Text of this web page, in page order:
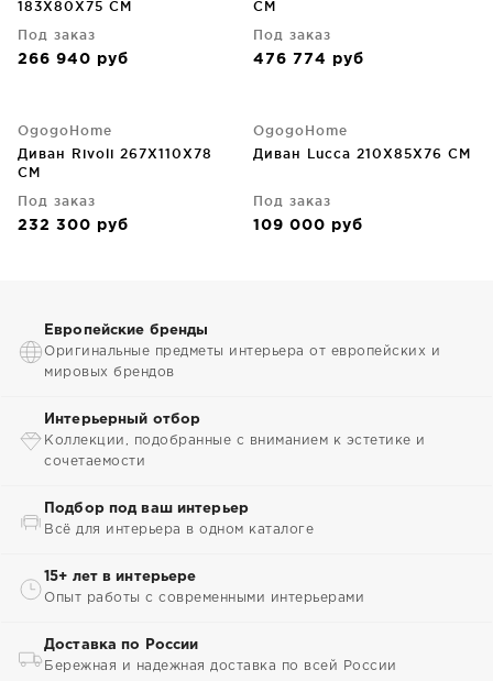
183X80X75 CM
Под заказ
266 940 руб
CM
Под заказ
476 774 руб
OgogoHome
Диван Rivoli 267X110X78
CM
Под заказ
232 300 руб
OgogoHome
Диван Lucca 210X85X76 CM
Под заказ
109 000 руб
Европейские бренды
Оригинальные предметы интерьера от европейских и
мировых брендов
Интерьерный отбор
Коллекции, подобранные с вниманием к эстетике и
сочетаемости
Подбор под ваш интерьер
Всё для интерьера в одном каталоге
15+ лет в интерьере
Опыт работы с современными интерьерами
Доставка по России
Бережная и надежная доставка по всей России